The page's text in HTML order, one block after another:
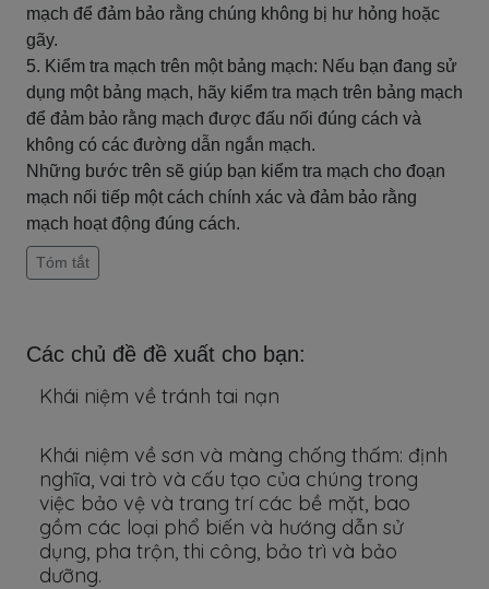
mạch để đảm bảo rằng chúng không bị hư hỏng hoặc
gãy.
5. Kiểm tra mạch trên một bảng mạch: Nếu bạn đang sử
dụng một bảng mạch, hãy kiểm tra mạch trên bảng mạch
để đảm bảo rằng mạch được đấu nối đúng cách và
không có các đường dẫn ngắn mạch.
Những bước trên sẽ giúp bạn kiểm tra mạch cho đoạn
mạch nối tiếp một cách chính xác và đảm bảo rằng
mạch hoạt động đúng cách.
Tóm tắt
Các chủ đề đề xuất cho bạn:
Khái niệm về tránh tai nạn
Khái niệm về sơn và màng chống thấm: định
nghĩa, vai trò và cấu tạo của chúng trong
việc bảo vệ và trang trí các bề mặt, bao
gồm các loại phổ biến và hướng dẫn sử
dụng, pha trộn, thi công, bảo trì và bảo
dưỡng.